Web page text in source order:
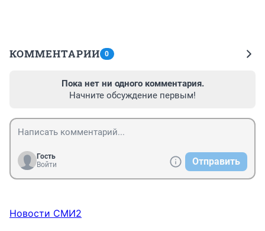
КОММЕНТАРИИ 0
Пока нет ни одного комментария.
Начните обсуждение первым!
Гость
Войти
Отправить
Новости СМИ2